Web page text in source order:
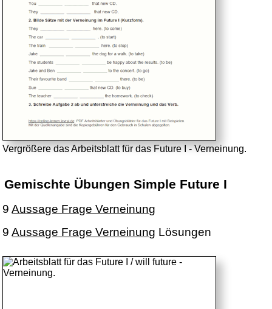
Vergrößere das Arbeitsblatt für das Future I - Verneinung.
Gemischte Übungen Simple Future I
9Aussage Frage Verneinung
9Aussage Frage Verneinung Lösungen